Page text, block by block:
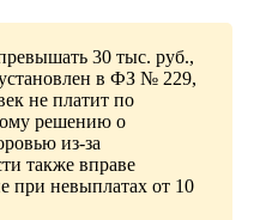
30 тыс. руб.,
установлен в ФЗ № 229,
не платит по
решению о
из-за
также вправе
при невыплатах от 10